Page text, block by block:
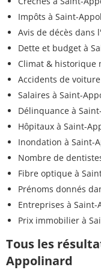
Impôts à Saint-
Avis de décès dans
Dette et budget à
Climat & historique
Accidents de
Salaires à Saint-
Délinquance à
Hôpitaux à Saint-
Inondation à Saint-
Nombre de
Fibre optique à
Prénoms donnés
Entreprises à
Prix immobilier à
Tous les
Appolinard